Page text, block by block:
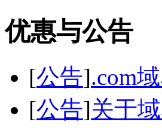
优惠与公告
[公告].com
[公告]关于